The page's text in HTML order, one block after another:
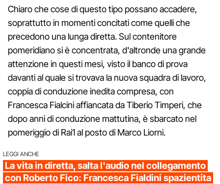
Chiaro che cose di questo tipo possano accadere,
soprattutto in momenti concitati come quelli che
precedono una lunga diretta. Sul contenitore
pomeridiano si è concentrata, d'altronde una grande
attenzione in questi mesi, visto il banco di prova
davanti al quale si trovava la nuova squadra di lavoro,
coppia di conduzione inedita compresa, con
Francesca Fialcini affiancata da Tiberio Timperi, che
dopo anni di conduzione mattutina, è sbarcato nel
pomeriggio di Rai1 al posto di Marco Liorni.
LEGGI ANCHE
La vita in diretta, salta l'audio nel collegamento
con Roberto Fico: Francesca Fialdini spazientita